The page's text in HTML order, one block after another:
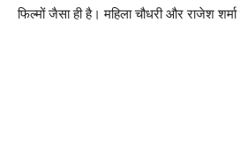
फिल्‍मों जैसा ही है। महिला चौधरी और राजेश